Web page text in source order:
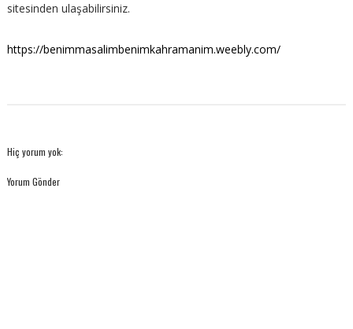
sitesinden ulaşabilirsiniz.
https://benimmasalimbenimkahramanim.weebly.com/
Hiç yorum yok:
Yorum Gönder